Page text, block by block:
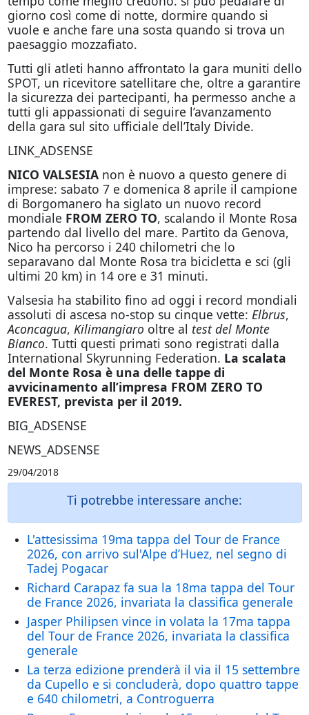
giorno così come di notte, dormire quando si
vuole e anche fare una sosta quando si trova un
paesaggio mozzafiato.
Tutti gli atleti hanno affrontato la gara muniti dello
SPOT, un ricevitore satellitare che, oltre a garantire
la sicurezza dei partecipanti, ha permesso anche a
tutti gli appassionati di seguire l’avanzamento
della gara sul sito ufficiale dell’Italy Divide.
LINK_ADSENSE
NICO VALSESIAnon è nuovo a questo genere di
imprese: sabato 7 e domenica 8 aprile il campione
di Borgomanero ha siglato un nuovo record
mondiale FROM ZERO TO, scalando il Monte Rosa
partendo dal livello del mare. Partito da Genova,
Nico ha percorso i 240 chilometri che lo
separavano dal Monte Rosa tra bicicletta e sci (gli
ultimi 20 km) in 14 ore e 31 minuti.
Valsesia ha stabilito fino ad oggi i record mondiali
assoluti di ascesa no-stop su cinque vette: Elbrus,
Aconcagua, Kilimangiaro oltre al test del Monte
Bianco. Tutti questi primati sono registrati dalla
International Skyrunning Federation. La scalata
del Monte Rosa è una delle tappe di
avvicinamento all’impresa FROM ZERO TO
EVEREST, prevista per il 2019.
BIG_ADSENSE
NEWS_ADSENSE
29/04/2018
Ti potrebbe interessare anche:
L'attesissima 19ma tappa del Tour de France
2026, con arrivo sul'Alpe d’Huez, nel segno di
Tadej Pogacar
Richard Carapaz fa sua la 18ma tappa del Tour
de France 2026, invariata la classifica generale
Jasper Philipsen vince in volata la 17ma tappa
del Tour de France 2026, invariata la classifica
generale
La terza edizione prenderà il via il 15 settembre
da Cupello e si concluderà, dopo quattro tappe
e 640 chilometri, a Controguerra